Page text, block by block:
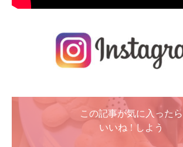
この記事が気に入ったら
いいね ! しよう